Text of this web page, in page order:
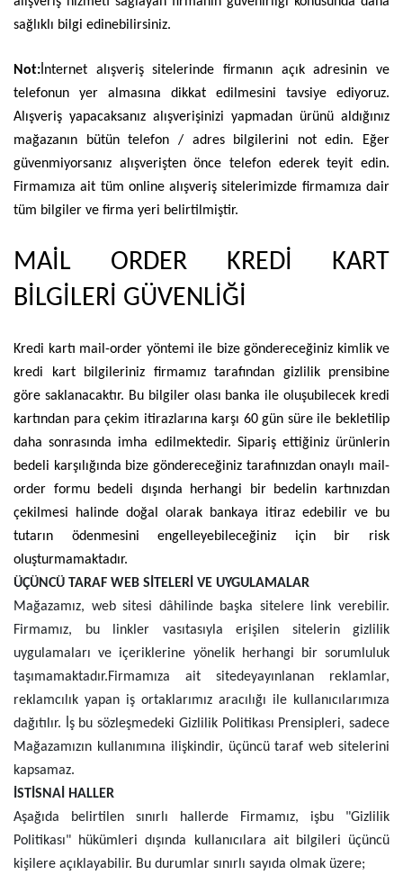
sağlıklı bilgi edinebilirsiniz.
Not: İnternet alışveriş sitelerinde firmanın açık adresinin ve
telefonun yer almasına dikkat edilmesini tavsiye ediyoruz.
Alışveriş yapacaksanız alışverişinizi yapmadan ürünü aldığınız
mağazanın bütün telefon / adres bilgilerini not edin. Eğer
güvenmiyorsanız alışverişten önce telefon ederek teyit edin.
Firmamıza ait tüm online alışveriş sitelerimizde firmamıza dair
tüm bilgiler ve firma yeri belirtilmiştir.
MAİL ORDER KREDİ KART
BİLGİLERİ GÜVENLİĞİ
Kredi kartı mail-order yöntemi ile bize göndereceğiniz kimlik ve
kredi kart bilgileriniz firmamız tarafından gizlilik prensibine
göre saklanacaktır. Bu bilgiler olası banka ile oluşubilecek kredi
kartından para çekim itirazlarına karşı 60 gün süre ile bekletilip
daha sonrasında imha edilmektedir. Sipariş ettiğiniz ürünlerin
bedeli karşılığında bize göndereceğiniz tarafınızdan onaylı mail-
order formu bedeli dışında herhangi bir bedelin kartınızdan
çekilmesi halinde doğal olarak bankaya itiraz edebilir ve bu
tutarın ödenmesini engelleyebileceğiniz için bir risk
oluşturmamaktadır.
ÜÇÜNCÜ TARAF WEB SİTELERİ VE UYGULAMALAR
Mağazamız, web sitesi dâhilinde başka sitelere link verebilir.
Firmamız, bu linkler vasıtasıyla erişilen sitelerin gizlilik
uygulamaları ve içeriklerine yönelik herhangi bir sorumluluk
taşımamaktadır.Firmamıza ait sitedeyayınlanan reklamlar,
reklamcılık yapan iş ortaklarımız aracılığı ile kullanıcılarımıza
dağıtılır. İş bu sözleşmedeki Gizlilik Politikası Prensipleri, sadece
Mağazamızın kullanımına ilişkindir, üçüncü taraf web sitelerini
kapsamaz.
İSTİSNAİ HALLER
Aşağıda belirtilen sınırlı hallerde Firmamız, işbu "Gizlilik
Politikası" hükümleri dışında kullanıcılara ait bilgileri üçüncü
kişilere açıklayabilir. Bu durumlar sınırlı sayıda olmak üzere;